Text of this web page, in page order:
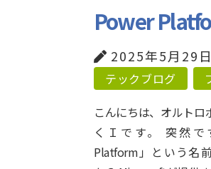
Power
2025年5月29日
テックブログ
こんにちは、オルトロ
くＩです。 突然で
Platform」という名